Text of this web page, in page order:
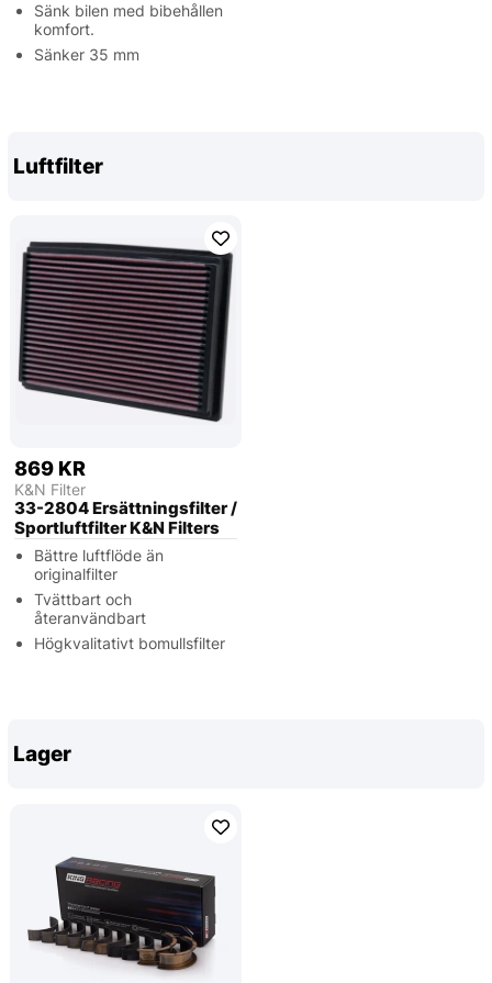
Sänk bilen med bibehållen
komfort.
Sänker 35 mm
Luftfilter
869 KR
K&N Filter
33-2804 Ersättningsfilter /
Sportluftfilter K&N Filters
Bättre luftflöde än
originalfilter
Tvättbart och
återanvändbart
Högkvalitativt bomullsfilter
Lager